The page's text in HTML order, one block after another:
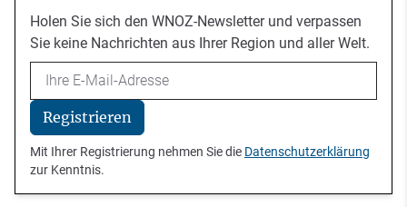
Holen Sie sich den WNOZ-Newsletter und verpassen
Sie keine Nachrichten aus Ihrer Region und aller Welt.
Email
Registrieren
Mit Ihrer Registrierung nehmen Sie die Datenschutzerklärung
zur Kenntnis.